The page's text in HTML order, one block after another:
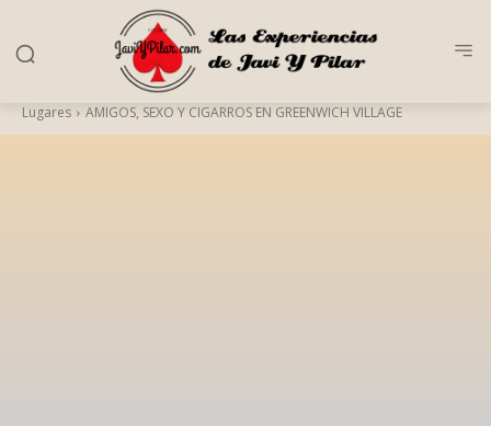
Lugares AMIGOS, SEXO Y CIGARROS EN GREENWICH VILLAGE